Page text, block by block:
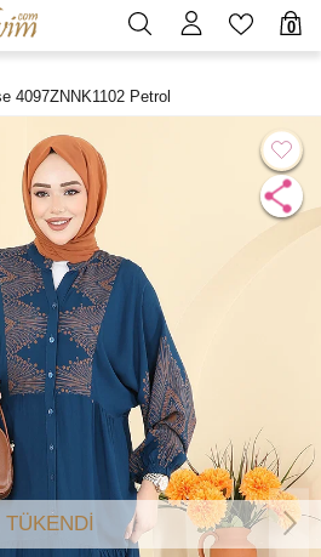
0
4097ZNNK1102 Petrol
TÜKENDİ